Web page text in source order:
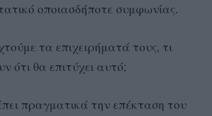
οποιασδήποτε συμφωνίας.
τα επιχειρήματά τους, τι
ότι θα επιτύχει αυτό;
πραγματικά την επέκταση του